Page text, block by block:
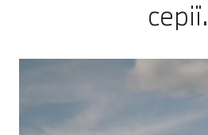
серії.